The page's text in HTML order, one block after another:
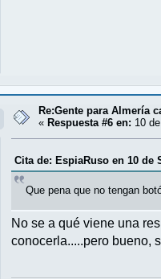
Re:Gente para Almería
« Respuesta #6 en: 10
Cita de: EspiaRuso en 10 de
Que pena que no tengan
No se a qué viene una
conocerla.....pero bueno,